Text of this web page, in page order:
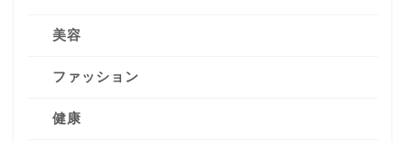
美容
ファッション
健康